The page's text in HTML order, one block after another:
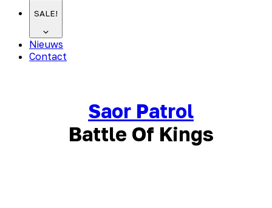
SALE!
Nieuws
Contact
Saor Patrol
Battle Of Kings